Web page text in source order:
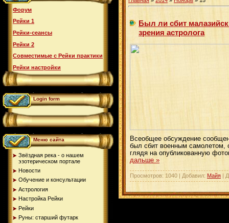
Форум
Рейки 1
Рейки-сеансы
Рейки 2
Совместимые с Рейки практики
Рейки настройки
Login form
Меню сайта
Звёздная река - о нашем
эзотерическом портале
Новости
Обучение и консультации
Астрология
Настройка Рейки
Рейки
Руны: старший футарк
Был ли сбит
зрения астролога
Всеобщее обсуждение
был сбит военным самолетом,
глядя на опубликованную
дальше »
Просмотров: 1040 | Добавил: Майя |